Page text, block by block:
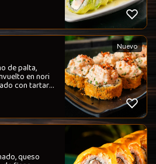
de palta,
en nori
con tartar
toques de
Nuevo
queso